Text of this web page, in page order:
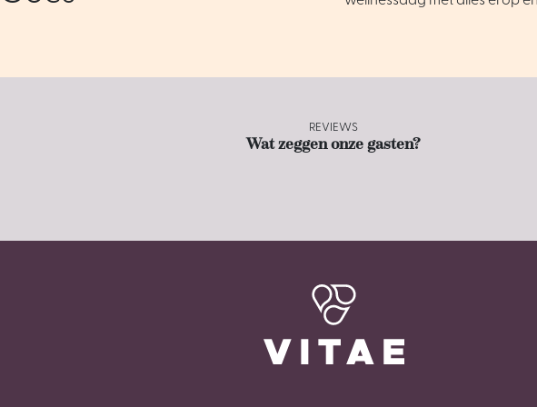
REVIEWS
Wat zeggen onze gasten?